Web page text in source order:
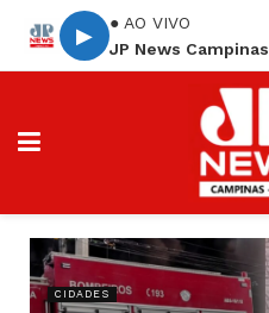
▶
● AO VIVO
JP News Campinas
CIDADES